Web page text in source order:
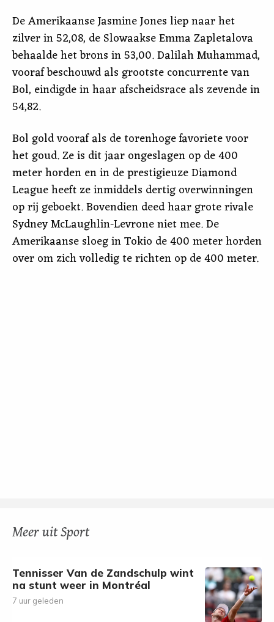
De Amerikaanse Jasmine Jones liep naar het
zilver in 52,08, de Slowaakse Emma Zapletalova
behaalde het brons in 53,00. Dalilah Muhammad,
vooraf beschouwd als grootste concurrente van
Bol, eindigde in haar afscheidsrace als zevende in
54,82.
Bol gold vooraf als de torenhoge favoriete voor
het goud. Ze is dit jaar ongeslagen op de 400
meter horden en in de prestigieuze Diamond
League heeft ze inmiddels dertig overwinningen
op rij geboekt. Bovendien deed haar grote rivale
Sydney McLaughlin-Levrone niet mee. De
Amerikaanse sloeg in Tokio de 400 meter horden
over om zich volledig te richten op de 400 meter.
Meer uit Sport
Tennisser Van de Zandschulp wint
na stunt weer in Montréal
7 uur geleden